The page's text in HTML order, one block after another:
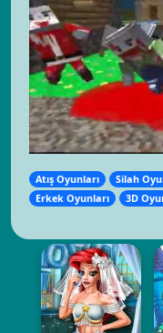
Atış Oyunları Silah
Erkek Oyunları
3D